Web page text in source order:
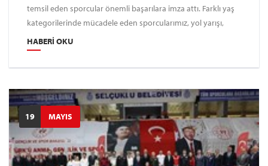
temsil eden sporcular önemli başarılara imza attı. Farklı yaş
kategorilerinde mücadele eden sporcularımız, yol yarışı,
kriteryum ve genel klasman etaplarında çok sayıda derece
elde ederek büyük gurur yaşattı.
HABERI OKU
19 MAYIS